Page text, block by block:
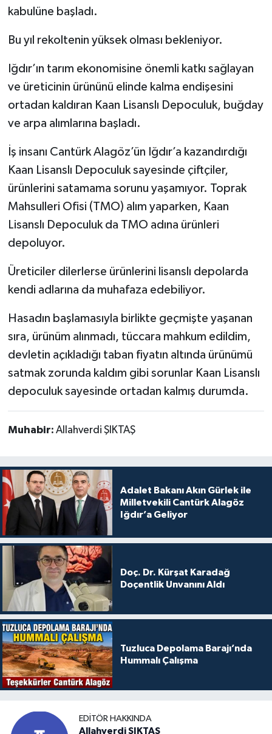
kabulüne başladı.
Bu yıl rekoltenin yüksek olması bekleniyor.
Iğdır’ın tarım ekonomisine önemli katkı sağlayan
ve üreticinin ürününü elinde kalma endişesini
ortadan kaldıran Kaan Lisanslı Depoculuk, buğday
ve arpa alımlarına başladı.
İş insanı Cantürk Alagöz’ün Iğdır’a kazandırdığı
Kaan Lisanslı Depoculuk sayesinde çiftçiler,
ürünlerini satamama sorunu yaşamıyor. Toprak
Mahsulleri Ofisi (TMO) alım yaparken, Kaan
Lisanslı Depoculuk da TMO adına ürünleri
depoluyor.
Üreticiler dilerlerse ürünlerini lisanslı depolarda
kendi adlarına da muhafaza edebiliyor.
Hasadın başlamasıyla birlikte geçmişte yaşanan
sıra, ürünüm alınmadı, tüccara mahkum edildim,
devletin açıkladığı taban fiyatın altında ürünümü
satmak zorunda kaldım gibi sorunlar Kaan Lisanslı
depoculuk sayesinde ortadan kalmış durumda.
Muhabir: Allahverdi ŞIKTAŞ
Adalet Bakanı Akın Gürlek ile
Milletvekili Cantürk Alagöz
Iğdır’a Geliyor
Doç. Dr. Kürşat Karadağ
Doçentlik Unvanını Aldı
Tuzluca Depolama Barajı’nda
Hummalı Çalışma
EDITÖR HAKKINDA
Allahverdi ŞIKTAŞ